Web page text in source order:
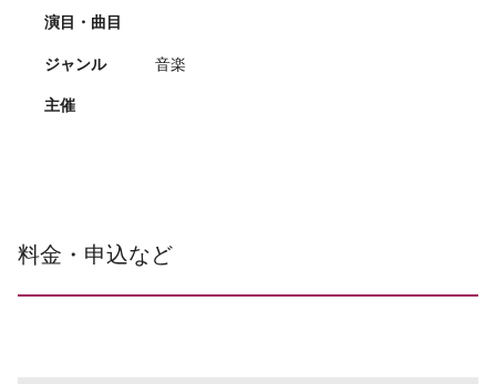
演目・曲目
ジャンル 音楽
主催
料金・申込など